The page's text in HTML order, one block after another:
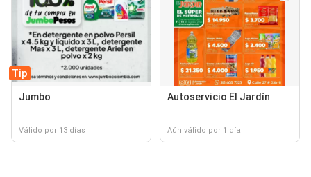
Tip
Jumbo
Válido por 13 días
Autoservicio El Jardín
Aún válido por 1 día